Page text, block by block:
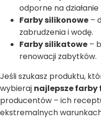
odporne na działanie
Farby silikonowe –
zabrudzenia i wodę.
Farby silikatowe –
renowacji zabytków.
Jeśli szukasz produktu,
wybieraj najlepsze farby
producentów – ich
ekstremalnych